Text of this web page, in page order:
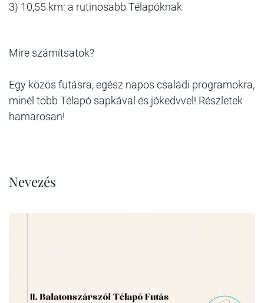
3) 10,55 km: a rutinosabb Télapóknak
Mire számítsatok?
Egy közös futásra, egész napos családi programokra,
minél több Télapó sapkával és jókedvvel! Részletek
hamarosan!
Nevezés